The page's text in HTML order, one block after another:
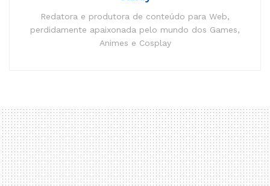
Redatora e produtora de conteúdo para Web,
perdidamente apaixonada pelo mundo dos Games,
Animes e Cosplay